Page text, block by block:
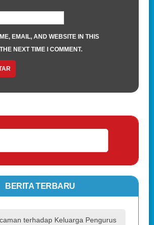
EMAIL, AND WEBSITE IN THIS
NEXT TIME I COMMENT.
BERITA TERBARU
terhadap Keluarga Pengurus